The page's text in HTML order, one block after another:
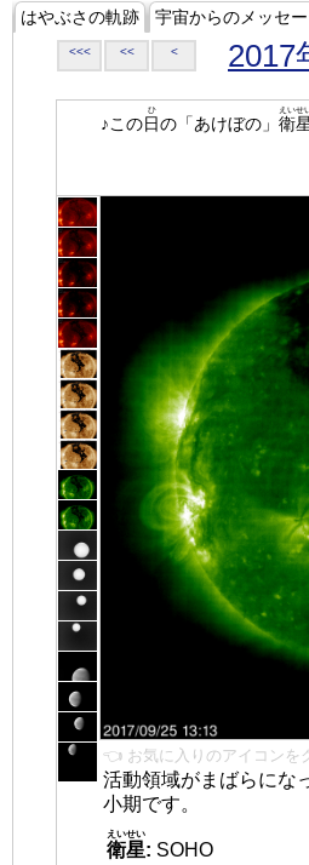
はやぶさの軌跡 宇宙からのメッセ
<<< << < 2017
♪この日
ひ
の「あけぼの」 衛
えいせ
👈 お気に入りのアイコンを
活動領域がまばらにな
小期です。
衛星
えいせい
: SOHO